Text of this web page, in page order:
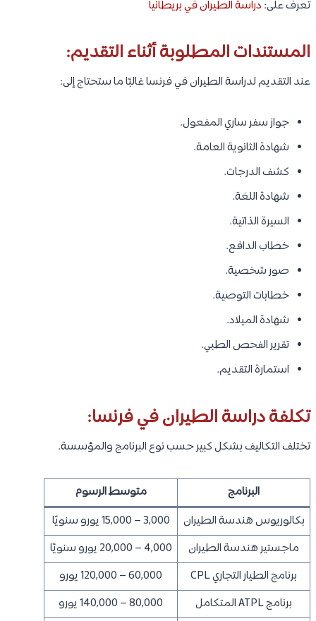
تعرف على: دراسة الطيران في بريطانيا
المستندات المطلوبة أثناء التقديم:
عند التقديم لدراسة الطيران في فرنسا غالبًا ما ستحتاج إلى:
جواز سفر ساري المفعول.
شهادة الثانوية العامة.
كشف الدرجات.
شهادة اللغة.
السيرة الذاتية.
خطاب الدافع.
صور شخصية.
خطابات التوصية.
شهادة الميلاد.
تقرير الفحص الطبي.
استمارة التقديم.
تكلفة دراسة الطيران في فرنسا:
تختلف التكاليف بشكل كبير حسب نوع البرنامج والمؤسسة.
البرنامج
متوسط الرسوم
بكالوريوس هندسة الطيران
3,000 – 15,000 يورو سنويًا
ماجستير هندسة الطيران
4,000 – 20,000 يورو سنويًا
برنامج الطيار التجاري CPL
60,000 – 120,000 يورو
برنامج ATPL المتكامل
80,000 – 140,000 يورو